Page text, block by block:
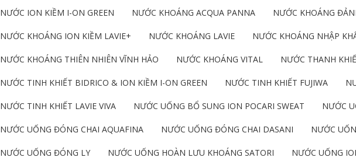
NƯỚC ION KIỀM I-ON GREEN NƯỚC KHOÁNG ACQUA PANNA NƯỚC KHOÁNG
NƯỚC KHOÁNG ION KIỀM LAVIE+ NƯỚC KHOÁNG LAVIE NƯỚC KHOÁNG NHẬP
NƯỚC KHOÁNG THIÊN NHIÊN VĨNH HẢO NƯỚC KHOÁNG VITAL NƯỚC THANH
NƯỚC TINH KHIẾT BIDRICO & ION KIỀM I-ON GREEN NƯỚC TINH KHIẾT FUJIWA
NƯỚC TINH KHIẾT LAVIE VIVA NƯỚC UỐNG BỔ SUNG ION POCARI SWEAT NƯỚC
NƯỚC UỐNG ĐÓNG CHAI AQUAFINA NƯỚC UỐNG ĐÓNG CHAI DASANI NƯỚC
NƯỚC UỐNG ĐÓNG LY NƯỚC UỐNG HOÀN LƯU KHOÁNG SATORI NƯỚC UỐNG